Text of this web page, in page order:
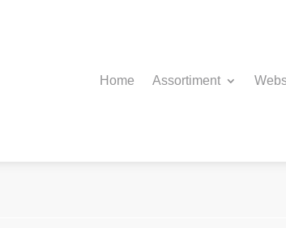
Home Assortiment